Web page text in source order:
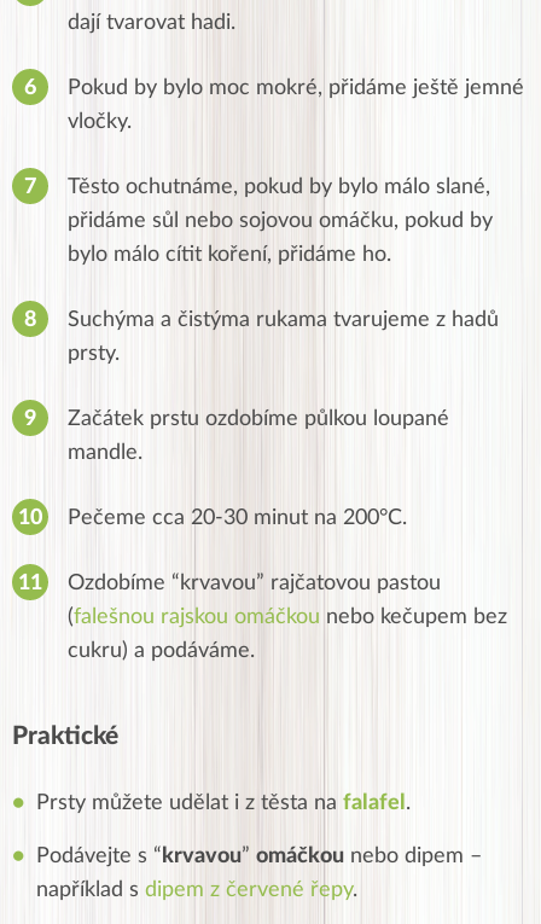
dají tvarovat hadi.
Pokud by bylo moc mokré, přidáme ještě jemné
vločky.
Těsto ochutnáme, pokud by bylo málo slané,
přidáme sůl nebo sojovou omáčku, pokud by
bylo málo cítit koření, přidáme ho.
Suchýma a čistýma rukama tvarujeme z hadů
prsty.
Začátek prstu ozdobíme půlkou loupané
mandle.
Pečeme cca 20-30 minut na 200°C.
Ozdobíme “krvavou” rajčatovou pastou
(falešnou rajskou omáčkou nebo kečupem bez
cukru) a podáváme.
Praktické
Prsty můžete udělat i z těsta na falafel .
Podávejte s “ krvavou” omáčkou nebo dipem –
například s dipem z červené řepy.